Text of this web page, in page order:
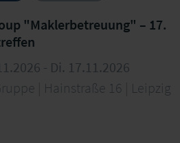
"Maklerbetreuung" – 17.
- Di. 17.11.2026
| Hainstraße 16 | Leipzig